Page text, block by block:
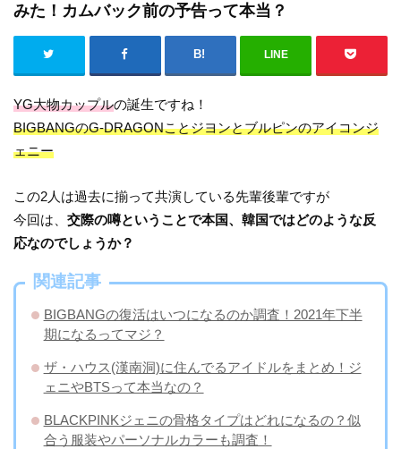
みた！カムバック前の予告って本当？
LINE
YG大物カップルの誕生ですね！
BIGBANGのG-DRAGONことジヨンとブルピンのアイコンジ
ェニー
この2人は過去に揃って共演している先輩後輩ですが
今回は、交際の噂ということで本国、韓国ではどのような反
応なのでしょうか？
関連記事
BIGBANGの復活はいつになるのか調査！2021年下半
期になるってマジ？
ザ・ハウス(漢南洞)に住んでるアイドルをまとめ！ジ
ェニやBTSって本当なの？
BLACKPINKジェニの骨格タイプはどれになるの？似
合う服装やパーソナルカラーも調査！